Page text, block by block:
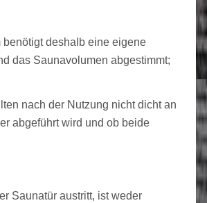
deshalb eine eigene
das Saunavolumen abgestimmt;
nach der Nutzung nicht dicht an
abgeführt wird und ob beide
Saunatür austritt, ist weder